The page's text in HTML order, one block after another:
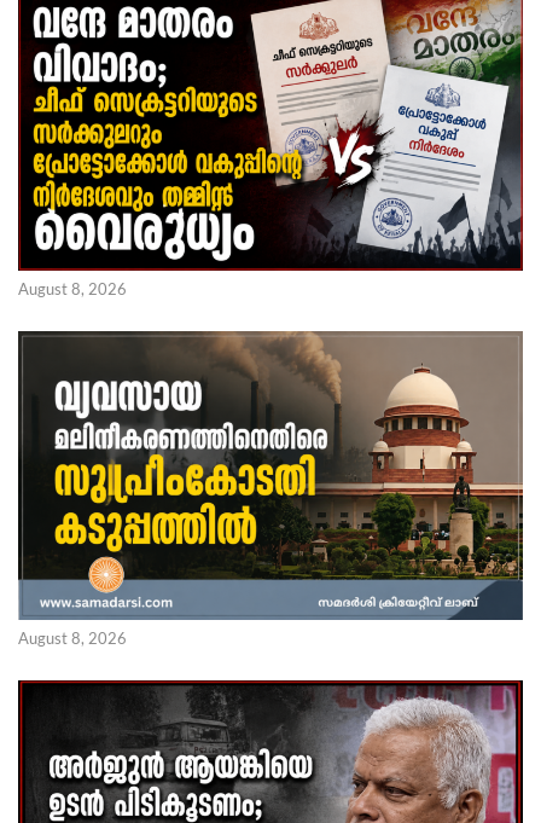
August 8, 2026
August 8, 2026